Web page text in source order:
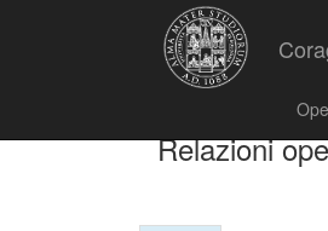
Relazioni